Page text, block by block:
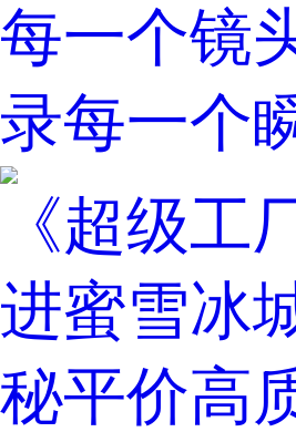
每一个镜
录每一个
《超级工
进蜜雪冰
秘平价高